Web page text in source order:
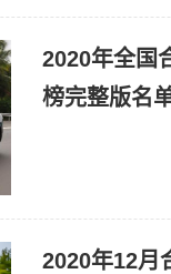
2020年全国
榜完整版名
2020年12月